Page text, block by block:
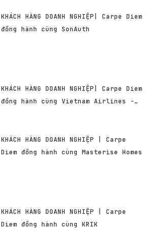
KHÁCH HÀNG DOANH NGHIỆP| Carpe Diem
đồng hành cùng SonAuth
KHÁCH HÀNG DOANH NGHIỆP| Carpe Diem
đồng hành cùng Vietnam Airlines -
KHÁCH HÀNG DOANH NGHIỆP | Carpe
Diem đồng hành cùng Masterise Homes
KHÁCH HÀNG DOANH NGHIỆP | Carpe
Diem đồng hành cùng KRIK